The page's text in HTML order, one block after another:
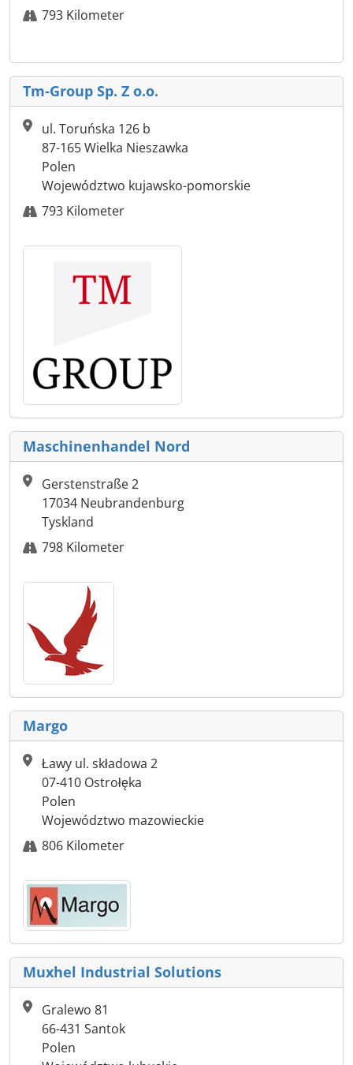
793 Kilometer
Tm-Group Sp. Z o.o.
ul. Toruńska 126 b
87-165 Wielka Nieszawka
Polen
Województwo kujawsko-pomorskie
793 Kilometer
Maschinenhandel Nord
Gerstenstraße 2
17034 Neubrandenburg
Tyskland
798 Kilometer
Margo
Ławy ul. składowa 2
07-410 Ostrołęka
Polen
Województwo mazowieckie
806 Kilometer
Muxhel Industrial Solutions
Gralewo 81
66-431 Santok
Polen